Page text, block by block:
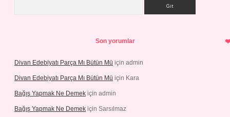
Son yorumlar
Divan Edebiyatı Parça Mı Bütün Mü için admin
Divan Edebiyatı Parça Mı Bütün Mü için Kara
Bağış Yapmak Ne Demek için admin
Bağış Yapmak Ne Demek için Sarsılmaz